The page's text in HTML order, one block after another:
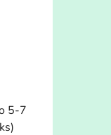
5-7